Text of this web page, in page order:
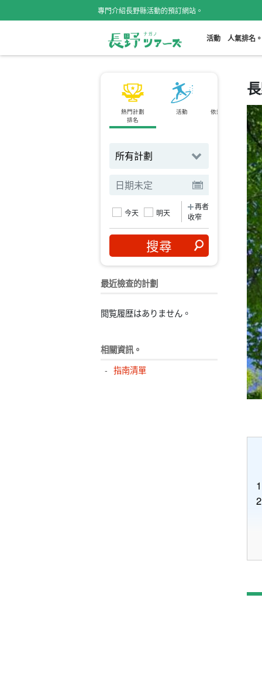
專門介紹長野縣活動的預訂網站。
活動 人氣排名。
熱門計劃
排名
活動 依熱門景點搜尋
今天 明天
再者
收窄
最近檢查的計劃
閲覧履歴はありません。
相關資訊。
指南清單